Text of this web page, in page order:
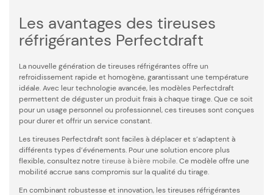
Les avantages des tireuses
réfrigérantes Perfectdraft
La nouvelle génération de tireuses réfrigérantes offre un
refroidissement rapide et homogène, garantissant une température
idéale. Avec leur technologie avancée, les modèles Perfectdraft
permettent de déguster un produit frais à chaque tirage. Que ce soit
pour un usage personnel ou professionnel, ces tireuses sont conçues
pour durer et offrir un service constant.
Les tireuses Perfectdraft sont faciles à déplacer et s’adaptent à
différents types d’événements. Pour une solution encore plus
flexible, consultez notretireuse à bière mobile. Ce modèle offre une
mobilité accrue sans compromis sur la qualité du tirage.
En combinant robustesse et innovation, les tireuses réfrigérantes